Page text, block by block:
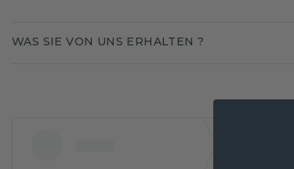
WAS SIE VON UNS ERHALTEN ?